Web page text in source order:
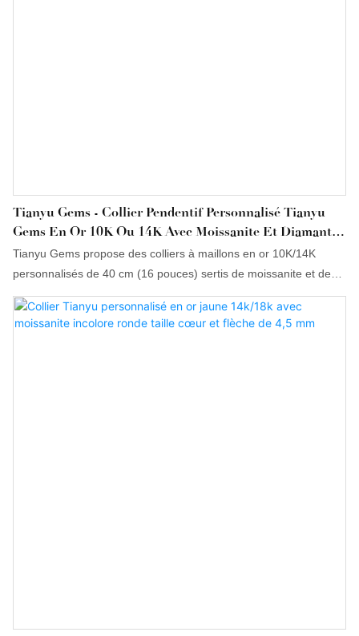
Tianyu Gems - Collier Pendentif Personnalisé Tianyu
Gems En Or 10K Ou 14K Avec Moissanite Et Diamant
Synthétique De 4 Mm, Chaîne De 40 Cm (16 Pouces).
Tianyu Gems propose des colliers à maillons en or 10K/14K
personnalisés de 40 cm (16 pouces) sertis de moissanite et de
diamants synthétiques de 4 mm. Grâce à une parfaite maîtrise de
la recherche et du développement technologique, des volumes
de production et des matériaux, Tianyu Gems s'assure de rester